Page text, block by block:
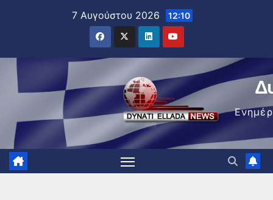
7 Αυγούστου 2026 12:10